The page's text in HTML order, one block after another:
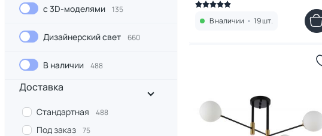
с 3D-моделями 135
Дизайнерский свет 660
В наличии 488
Доставка
Стандартная 488
Под заказ 75
В наличии • 19 шт.